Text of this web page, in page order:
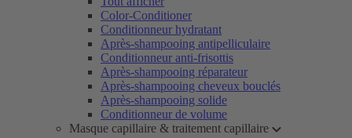
Color-Conditioner
Conditionneur hydratant
Après-shampooing antipelliculaire
Conditionneur anti-frisottis
Après-shampooing réparateur
Après-shampooing cheveux bouclés
Après-shampooing solide
Conditionneur de volume
Masque capillaire & traitement capillaire